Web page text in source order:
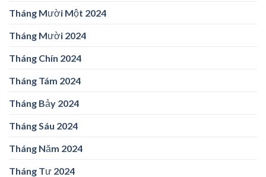
Tháng Mười Một 2024
Tháng Mười 2024
Tháng Chín 2024
Tháng Tám 2024
Tháng Bảy 2024
Tháng Sáu 2024
Tháng Năm 2024
Tháng Tư 2024